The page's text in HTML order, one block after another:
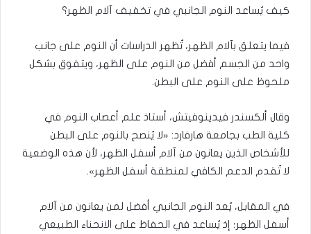
كيف يُساعد النوم الجانبي في تخفيف آلام الظهر؟
فيما يتعلق بآلام الظهر، تُظهر الدراسات أن النوم على جانب
واحد من الجسم أفضل من النوم على الظهر، ويتفوق بشكل
ملحوظ على النوم على البطن.
وقال ألكسندر فيدينوفيتش، أستاذ علم أعصاب النوم في
كلية الطب بجامعة هارفارد: «لا يُنصح بالنوم على البطن
للأشخاص الذين يعانون من آلام أسفل الظهر، لأن هذه الوضعية
لا تُقدم الدعم الكافي لمنطقة أسفل الظهر».
في المقابل، يُعد النوم الجانبي أفضل لمن يعانون من آلام
أسفل الظهر؛ إذ يُساعد في الحفاظ على الانحناء الطبيعي